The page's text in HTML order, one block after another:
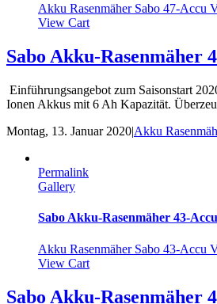
Akku Rasenmäher Sabo 47-Accu
View Cart
Sabo Akku-Rasenmäher
Einführungsangebot zum Saisonstart
Ionen Akkus mit 6 Ah Kapazität.
Montag, 13. Januar 2020|Akku
Permalink
Gallery
Sabo Akku-Rasenmäher 43-
Akku Rasenmäher Sabo 43-Accu
View Cart
Sabo Akku-Rasenmäher